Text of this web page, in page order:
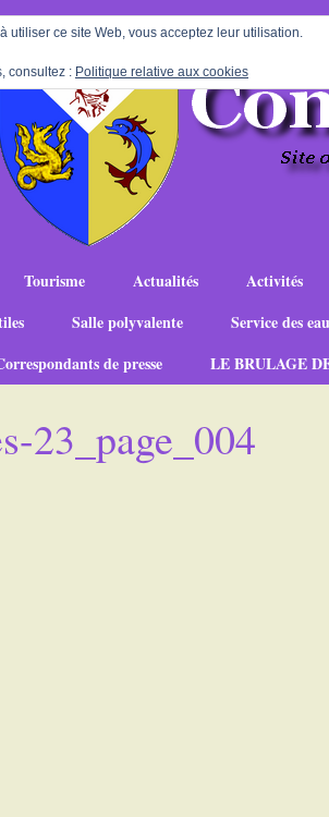
Tourisme Actualités Activités
Salle polyvalente Service des
de presse
LE BRULAGE
23_page_004
utiliser ce site Web, vous acceptez leur utilisation.
consultez : Politique relative aux cookies